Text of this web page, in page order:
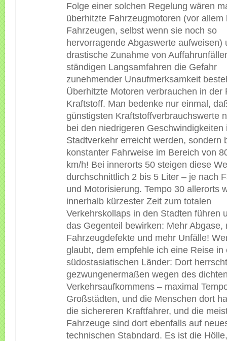
Folge einer solchen Regelung wären
überhitzte Fahrzeugmotoren (vor allem
Fahrzeugen, selbst wenn sie noch so
hervorragende Abgaswerte aufweisen)
drastische Zunahme von
ständigen Langsamfahren die Gefahr
zunehmender Unaufmerksamkeit
Überhitzte Motoren verbrauchen in der
Kraftstoff. Man bedenke nur einmal,
günstigsten Kraftstoffverbrauchswerte
bei den niedrigeren Geschwindigkeiten
Stadtverkehr erreicht werden, sondern
konstanter Fahrweise im Bereich von
km/h! Bei innerorts 50 steigen diese
durchschnittlich 2 bis 5 Liter – je nach
und Motorisierung. Tempo 30 allerorts
innerhalb kürzester Zeit zum totalen
Verkehrskollaps in den Stadten führen
das Gegenteil bewirken: Mehr Abgase,
Fahrzeugdefekte und mehr Unfälle!
glaubt, dem empfehle ich eine Reise in
südostasiatischen Länder: Dort
gezwungenermaßen wegen des
Verkehrsaufkommens – maximal
Großstädten, und die Menschen dort
die sichereren Kraftfahrer, und die
Fahrzeuge sind dort ebenfalls auf
technischen Stabndard. Es ist die